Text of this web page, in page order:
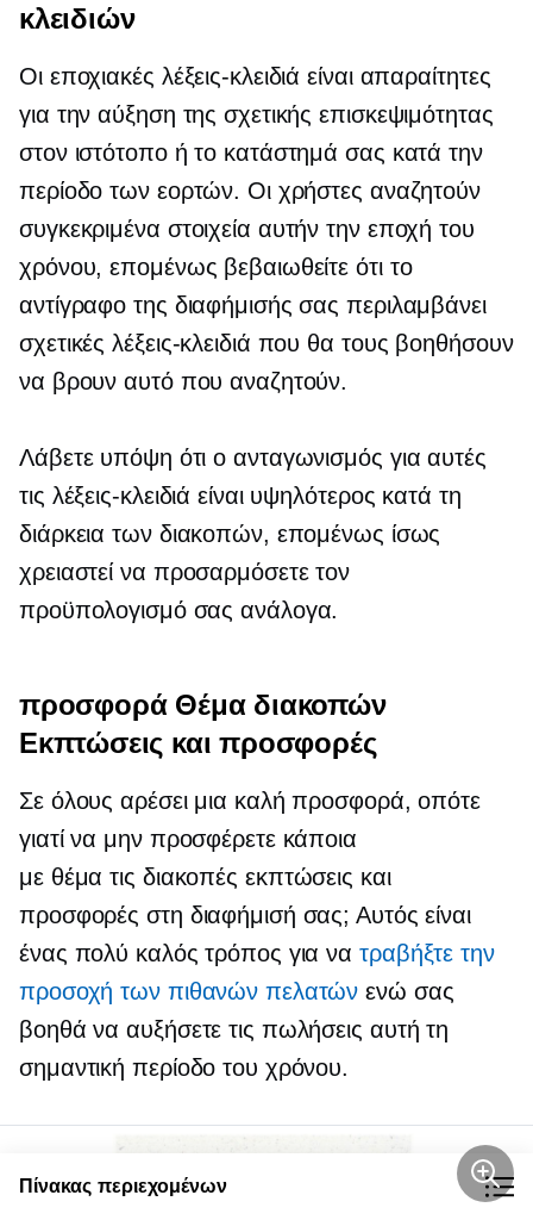
κλειδιών
Οι εποχιακές λέξεις-κλειδιά είναι απαραίτητες
για την αύξηση της σχετικής επισκεψιμότητας
στον ιστότοπο ή το κατάστημά σας κατά την
περίοδο των εορτών. Οι χρήστες αναζητούν
συγκεκριμένα στοιχεία αυτήν την εποχή του
χρόνου, επομένως βεβαιωθείτε ότι το
αντίγραφο της διαφήμισής σας περιλαμβάνει
σχετικές λέξεις-κλειδιά που θα τους βοηθήσουν
να βρουν αυτό που αναζητούν.
Λάβετε υπόψη ότι ο ανταγωνισμός για αυτές
τις λέξεις-κλειδιά είναι υψηλότερος κατά τη
διάρκεια των διακοπών, επομένως ίσως
χρειαστεί να προσαρμόσετε τον
προϋπολογισμό σας ανάλογα.
προσφορά Θέμα διακοπών
Εκπτώσεις και προσφορές
Σε όλους αρέσει μια καλή προσφορά, οπότε
γιατί να μην προσφέρετε κάποια
με θέμα τις διακοπές εκπτώσεις και
προσφορές στη διαφήμισή σας; Αυτός είναι
ένας πολύ καλός τρόπος για να τραβήξτε την
προσοχή των πιθανών πελατών ενώ σας
βοηθά να αυξήσετε τις πωλήσεις αυτή τη
σημαντική περίοδο του χρόνου.
Πίνακας περιεχομένων